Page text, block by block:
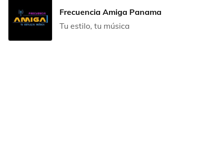
Frecuencia Amiga Panama
Tu estilo, tu música